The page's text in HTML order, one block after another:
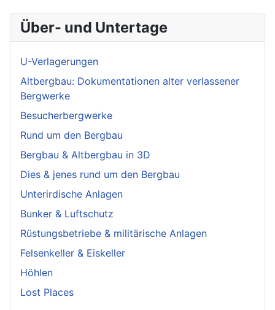
Über- und Untertage
U-Verlagerungen
Altbergbau: Dokumentationen alter verlassener
Bergwerke
Besucherbergwerke
Rund um den Bergbau
Bergbau & Altbergbau in 3D
Dies & jenes rund um den Bergbau
Unterirdische Anlagen
Bunker & Luftschutz
Rüstungsbetriebe & militärische Anlagen
Felsenkeller & Eiskeller
Höhlen
Lost Places